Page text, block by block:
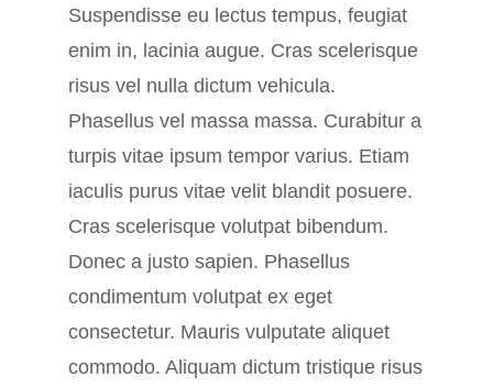
Suspendisse eu lectus tempus, feugiat
enim in, lacinia augue. Cras scelerisque
risus vel nulla dictum vehicula.
Phasellus vel massa massa. Curabitur a
turpis vitae ipsum tempor varius. Etiam
iaculis purus vitae velit blandit posuere.
Cras scelerisque volutpat bibendum.
Donec a justo sapien. Phasellus
condimentum volutpat ex eget
consectetur. Mauris vulputate aliquet
commodo. Aliquam dictum tristique risus